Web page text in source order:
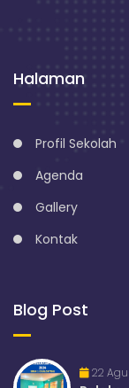
Halaman
Profil Sekolah
Agenda
Gallery
Kontak
Blog Post
22